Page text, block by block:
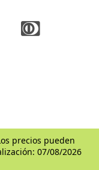
precios pueden
07/08/2026